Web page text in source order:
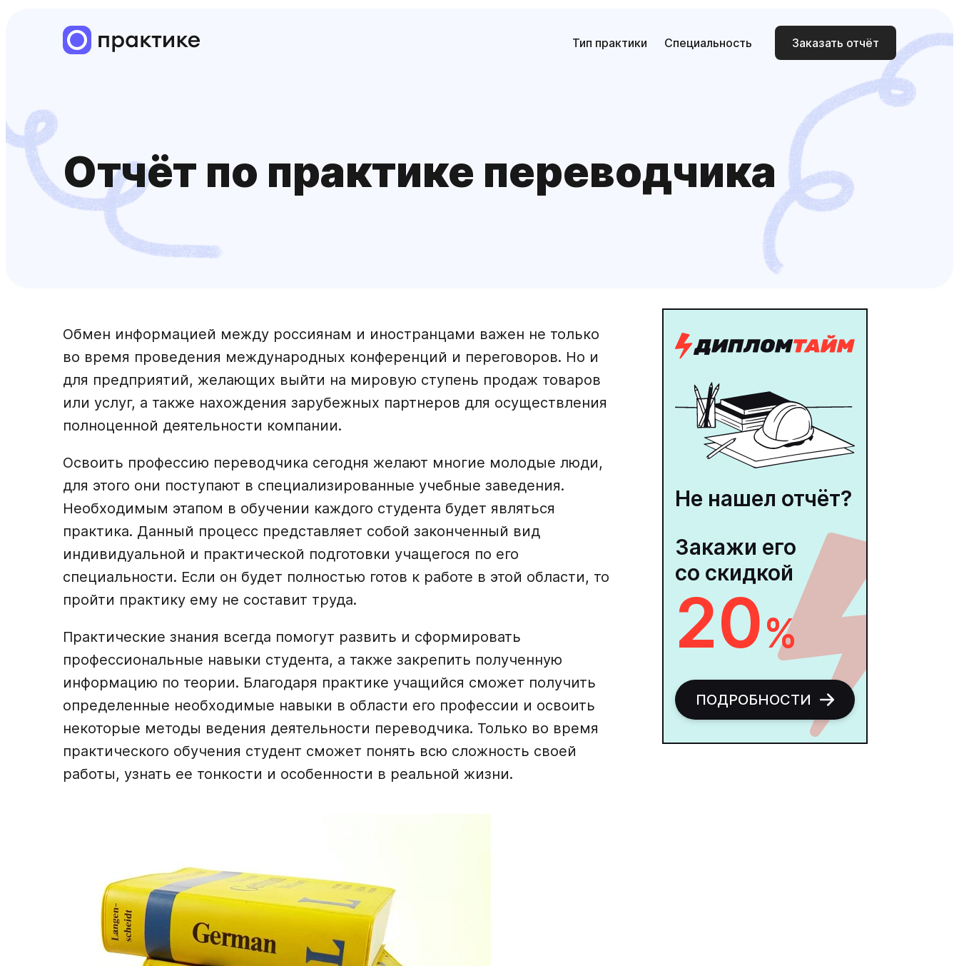
Тип практики Специальность Заказать отчёт
Отчёт по практике переводчика
Обмен информацией между россиянам и иностранцами важен не только
во время проведения международных конференций и переговоров. Но и
для предприятий, желающих выйти на мировую ступень продаж товаров
или услуг, а также нахождения зарубежных партнеров для осуществления
полноценной деятельности компании.
Освоить профессию переводчика сегодня желают многие молодые люди,
для этого они поступают в специализированные учебные заведения.
Необходимым этапом в обучении каждого студента будет являться
практика. Данный процесс представляет собой законченный вид
индивидуальной и практической подготовки учащегося по его
специальности. Если он будет полностью готов к работе в этой области, то
пройти практику ему не составит труда.
Практические знания всегда помогут развить и сформировать
профессиональные навыки студента, а также закрепить полученную
информацию по теории. Благодаря практике учащийся сможет получить
определенные необходимые навыки в области его профессии и освоить
некоторые методы ведения деятельности переводчика. Только во время
практического обучения студент сможет понять всю сложность своей
работы, узнать ее тонкости и особенности в реальной жизни.
Не нашел отчёт?
Закажи его
со скидкой
20%
ПОДРОБНОСТИ